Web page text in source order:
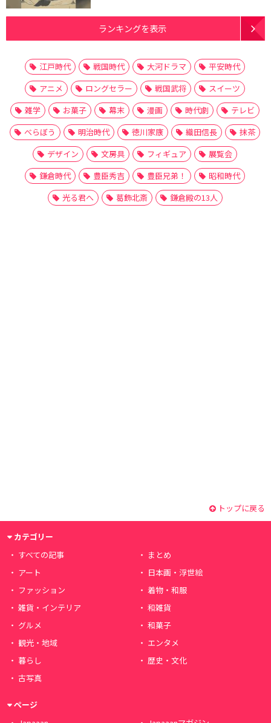
ランキングを表示
江戸時代 戦国時代 大河ドラマ
平安時代
アニメ
ロングセラー 戦国武将
スイーツ
雑学
お菓子 幕末 漫画 時代劇
テレビ
べらぼう
明治時代 徳川家康 織田信長
抹茶
デザイン
文房具 フィギュア
展覧会
鎌倉時代
豊臣秀吉 豊臣兄弟！
昭和時代
光る君へ
葛飾北斎 鎌倉殿の13人
トップに戻る
カテゴリー
すべての記事
まとめ
アート
日本画・浮世絵
ファッション
着物・和服
雑貨・インテリア
和雑貨
グルメ
和菓子
観光・地域
エンタメ
暮らし
歴史・文化
古写真
ページ